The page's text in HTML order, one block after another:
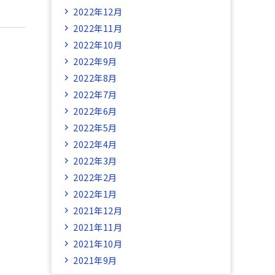
2022年12月
2022年11月
2022年10月
2022年9月
2022年8月
2022年7月
2022年6月
2022年5月
2022年4月
2022年3月
2022年2月
2022年1月
2021年12月
2021年11月
2021年10月
2021年9月